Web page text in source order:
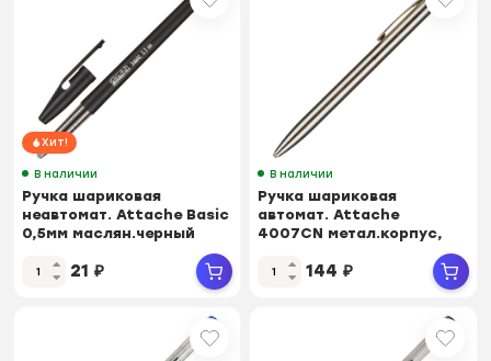
Хит!
В наличии
Ручка шариковая
неавтомат. Attache Basic
0,5мм маслян.черный
21 ₽
В наличии
Ручка шариковая
автомат. Attache
4007CN метал.корпус,
144 ₽